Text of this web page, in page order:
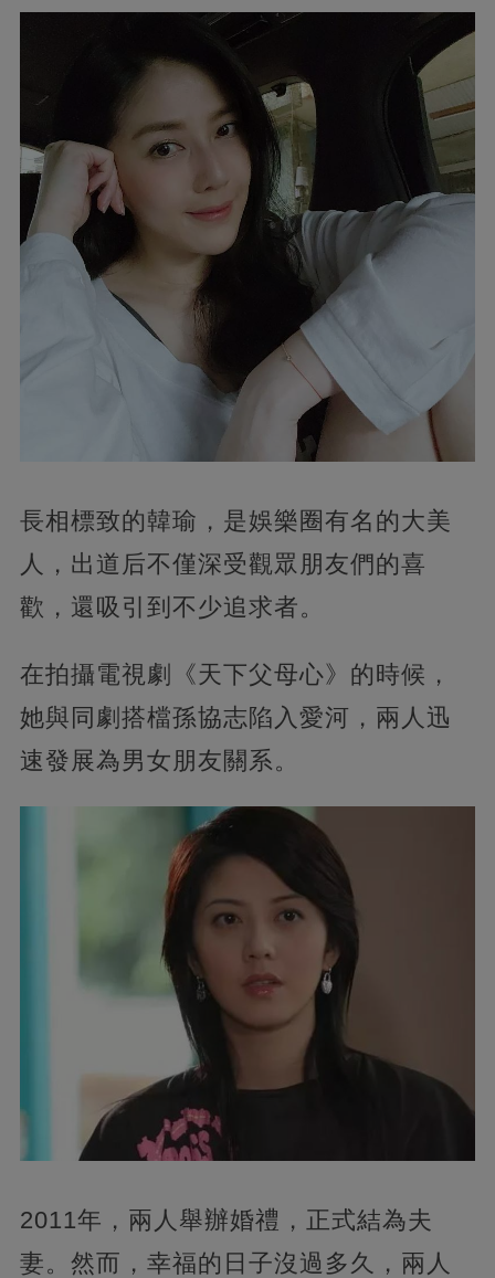
長相標致的韓瑜，是娛樂圈有名的大美
人，出道后不僅深受觀眾朋友們的喜
歡，還吸引到不少追求者。
在拍攝電視劇《天下父母心》的時候，
她與同劇搭檔孫協志陷入愛河，兩人迅
速發展為男女朋友關系。
2011年，兩人舉辦婚禮，正式結為夫
妻。然而，幸福的日子沒過多久，兩人